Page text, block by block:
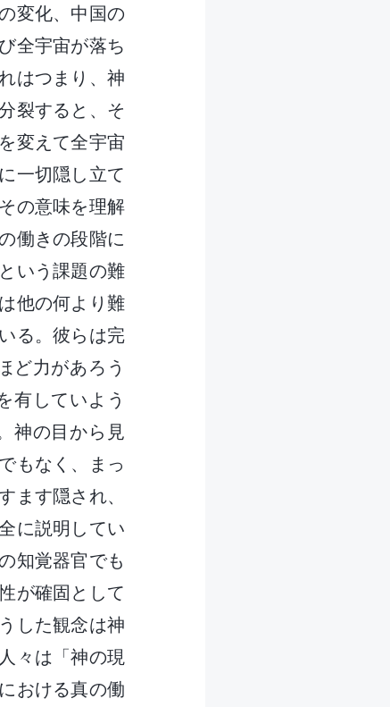
変化、中国の
全宇宙が落ち
はつまり、神
裂すると、そ
変えて全宇宙
一切隠し立て
の意味を理解
働きの段階に
いう課題の難
他の何より難
る。彼らは完
ど力があろう
有していよう
神の目から見
もなく、まっ
ます隠され、
に説明してい
知覚器官でも
が確固として
した観念は神
々は「神の現
おける真の働